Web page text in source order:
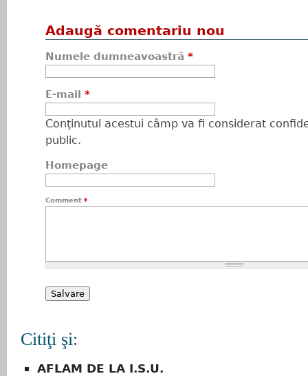
Adaugă comentariu nou
Numele dumneavoastră *
E-mail *
Conţinutul acestui câmp va fi considerat
public.
Homepage
Comment *
Citiţi şi:
AFLAM DE LA I.S.U.